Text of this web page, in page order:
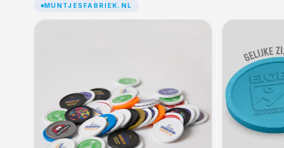
MUNTJESFABRIEK.NL